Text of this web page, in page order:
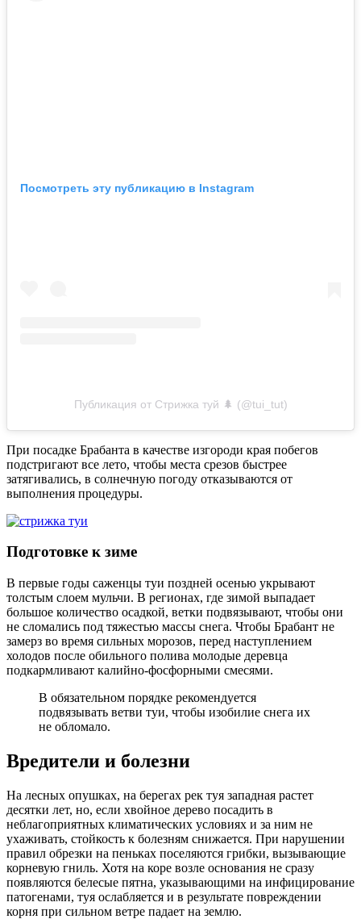
Посмотреть эту публикацию в Instagram
Публикация от Стрижка туй 🌲 (@tui_tut)
При посадке Брабанта в качестве изгороди края побегов
подстригают все лето, чтобы места срезов быстрее
затягивались, в солнечную погоду отказываются от
выполнения процедуры.
Подготовке к зиме
В первые годы саженцы туи поздней осенью укрывают
толстым слоем мульчи. В регионах, где зимой выпадает
большое количество осадкой, ветки подвязывают, чтобы они
не сломались под тяжестью массы снега. Чтобы Брабант не
замерз во время сильных морозов, перед наступлением
холодов после обильного полива молодые деревца
подкармливают калийно-фосфорными смесями.
В обязательном порядке рекомендуется
подвязывать ветви туи, чтобы изобилие снега их
не обломало.
Вредители и болезни
На лесных опушках, на берегах рек туя западная растет
десятки лет, но, если хвойное дерево посадить в
неблагоприятных климатических условиях и за ним не
ухаживать, стойкость к болезням снижается. При нарушении
правил обрезки на пеньках поселяются грибки, вызывающие
корневую гниль. Хотя на коре возле основания не сразу
появляются белесые пятна, указывающими на инфицирование
патогенами, туя ослабляется и в результате повреждении
корня при сильном ветре падает на землю.